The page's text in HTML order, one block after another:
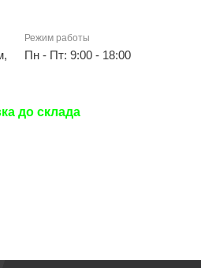
Режим работы
Пн - Пт: 9:00 - 18:00
до склада